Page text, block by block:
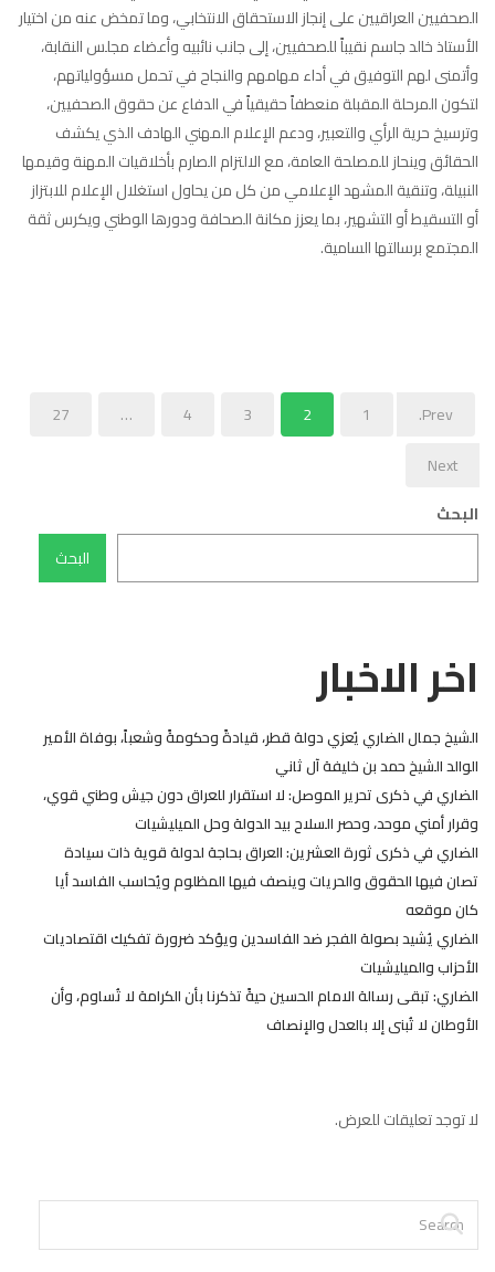
الصحفيين العراقيين على إنجاز الاستحقاق الانتخابي، وما تمخض عنه من اختيار
الأستاذ خالد جاسم نقيباً للصحفيين، إلى جانب نائبيه وأعضاء مجلس النقابة،
وأتمنى لهم التوفيق في أداء مهامهم والنجاح في تحمل مسؤولياتهم،
لتكون المرحلة المقبلة منعطفاً حقيقياً في الدفاع عن حقوق الصحفيين،
وترسيخ حرية الرأي والتعبير، ودعم الإعلام المهني الهادف الذي يكشف
الحقائق وينحاز للمصلحة العامة، مع الالتزام الصارم بأخلاقيات المهنة وقيمها
النبيلة، وتنقية المشهد الإعلامي من كل من يحاول استغلال الإعلام للابتزاز
أو التسقيط أو التشهير، بما يعزز مكانة الصحافة ودورها الوطني ويكرس ثقة
المجتمع برسالتها السامية.
Prev.
1
2
3
4
…
27
Next
البحث
البحث
اخر الاخبار
الشيخ جمال الضاري يُعزي دولة قطر، قيادةً وحكومةً وشعباً، بوفاة الأمير
الوالد الشيخ حمد بن خليفة آل ثاني
الضاري في ذكرى تحرير الموصل: لا استقرار للعراق دون جيش وطني قوي،
وقرار أمني موحد، وحصر السلاح بيد الدولة وحل الميليشيات
الضاري في ذكرى ثورة العشرين: العراق بحاجة لدولة قوية ذات سيادة
تصان فيها الحقوق والحريات وينصف فيها المظلوم ويُحاسب الفاسد أيا
كان موقعه
الضاري يُشيد بصولة الفجر ضد الفاسدين ويؤكد ضرورة تفكيك اقتصاديات
الأحزاب والميليشيات
الضاري: تبقى رسالة الامام الحسين حيةً تذكرنا بأن الكرامة لا تُساوم، وأن
الأوطان لا تُبنى إلا بالعدل والإنصاف
لا توجد تعليقات للعرض.